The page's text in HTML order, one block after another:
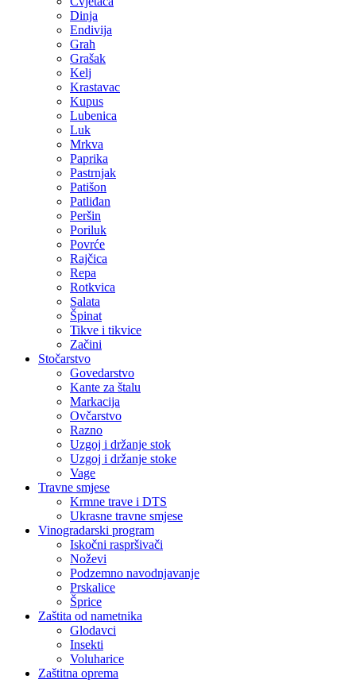
Dinja
Endivija
Grah
Grašak
Kelj
Krastavac
Kupus
Lubenica
Luk
Mrkva
Paprika
Pastrnjak
Patišon
Patliđan
Peršin
Poriluk
Povrće
Rajčica
Repa
Rotkvica
Salata
Špinat
Tikve i tikvice
Začini
Stočarstvo
Govedarstvo
Kante za štalu
Markacija
Ovčarstvo
Razno
Uzgoj i držanje stok
Uzgoj i držanje stoke
Vage
Travne smjese
Krmne trave i DTS
Ukrasne travne smjese
Vinogradarski program
Iskočni raspršivači
Noževi
Podzemno navodnjavanje
Prskalice
Šprice
Zaštita od nametnika
Glodavci
Insekti
Voluharice
Zaštitna oprema